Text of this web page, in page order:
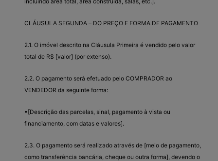
CLÁUSULA SEGUNDA – DO PREÇO E FORMA DE PAGAMENTO
2.1. O imóvel descrito na Cláusula Primeira é vendido pelo valor
total de R$ [valor] (por extenso).
2.2. O pagamento será efetuado pelo COMPRADOR ao
VENDEDOR da seguinte forma:
•[Descrição das parcelas, sinal, pagamento à vista ou
financiamento, com datas e valores].
2.3. O pagamento será realizado através de [meio de pagamento,
como transferência bancária, cheque ou outra forma], devendo o